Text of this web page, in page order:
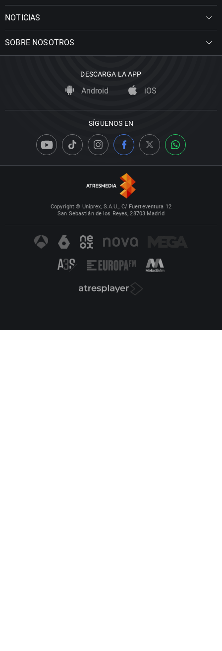
NOTICIAS
SOBRE NOSOTROS
DESCARGA LA APP
Android iOS
SÍGUENOS EN
Copyright © Uniprex, S.A.U., C/ Fuerteventura 12
San Sebastián de los Reyes, 28703 Madrid